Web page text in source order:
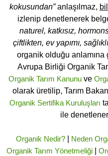
kokusundan”anlaşılmaz,
izlenip denetlenerek
naturel, katkısız,
çiftlikten, ev yapımı,
organik olduğu anlamına
Avrupa Birliği Organik
Organik Tarım Kanunu ve
olarak üretilip, Tarım
Organik Sertifika Kuruluşları
ile
Organik Nedir?| Neden
Organik Tarım Yönetmeliği|